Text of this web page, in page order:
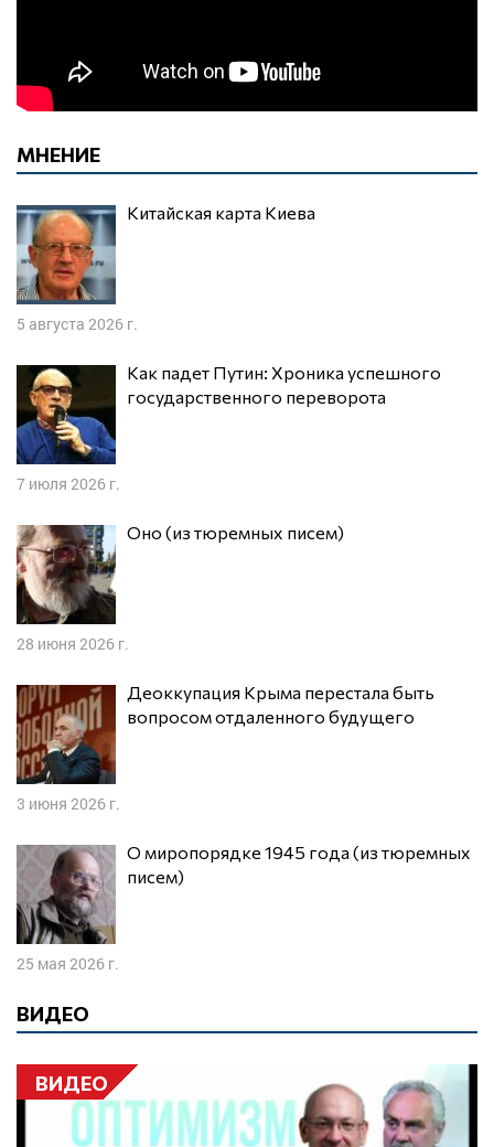
МНЕНИЕ
Китайская карта Киева
5 августа 2026 г.
Как падет Путин: Хроника успешного
государственного переворота
7 июля 2026 г.
Оно (из тюремных писем)
28 июня 2026 г.
Деоккупация Крыма перестала быть
вопросом отдаленного будущего
3 июня 2026 г.
О миропорядке 1945 года (из тюремных
писем)
25 мая 2026 г.
ВИДЕО
ВИДЕО